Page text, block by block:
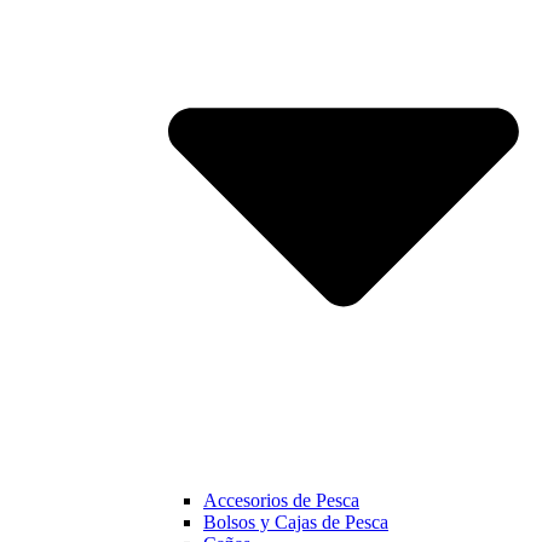
Accesorios de Pesca
Bolsos y Cajas de Pesca